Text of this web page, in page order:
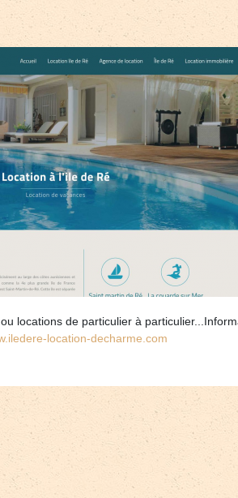
locations de particulier à
location-decharme.com